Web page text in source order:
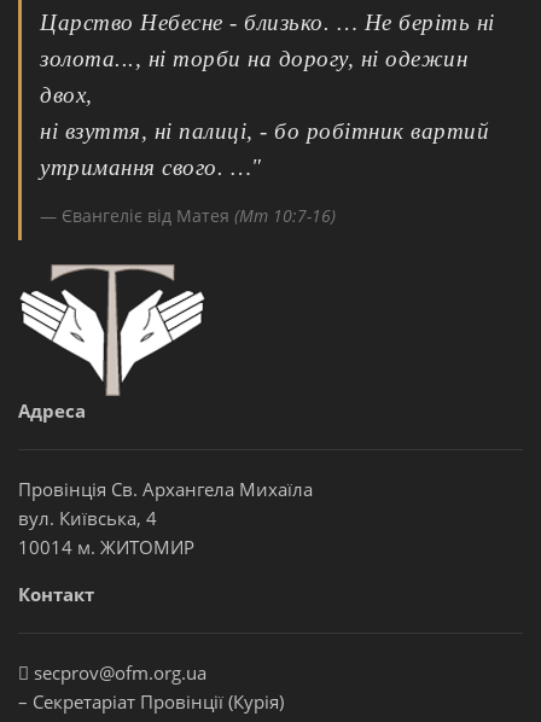
Царство Небесне - близько. … Не беріть ні
золота..., ні торби на дорогу, ні одежин
двох,
ні взуття, ні палиці, - бо робітник вартий
утримання свого. …"
Євангеліє від Матея (Мт 10:7-16)
Адреса
Провінція Св. Архангела Михаїла
вул. Київська, 4
10014 м. ЖИТОМИР
Контакт
secprov@ofm.org.ua
– Секретаріат Провінції (Курія)